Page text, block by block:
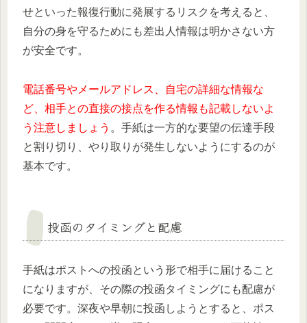
せといった報復行動に発展するリスクを考えると、
自分の身を守るためにも差出人情報は明かさない方
が安全です。
電話番号やメールアドレス、自宅の詳細な情報な
ど、相手との直接の接点を作る情報も記載しないよ
う注意しましょう 。手紙は一方的な要望の伝達手段
と割り切り、やり取りが発生しないようにするのが
基本です。
投函のタイミングと配慮
手紙はポストへの投函という形で相手に届けること
になりますが、その際の投函タイミングにも配慮が
必要です。深夜や早朝に投函しようとすると、ポス